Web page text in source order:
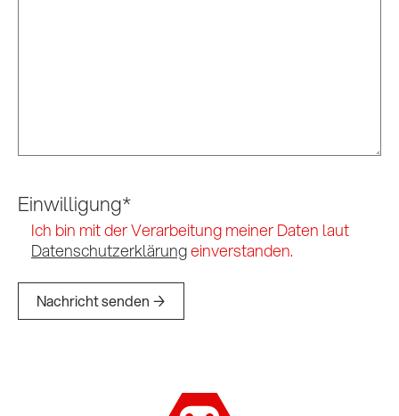
Einwilligung*
Ich bin mit der Verarbeitung meiner Daten laut
Datenschutzerklärungeinverstanden.